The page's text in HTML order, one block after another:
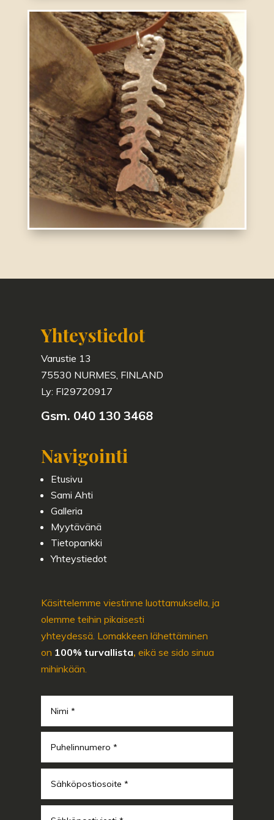
Yhteystiedot
Varustie 13
75530 NURMES, FINLAND
Ly: FI29720917
Gsm. 040 130 3468
Navigointi
Etusivu
Sami Ahti
Galleria
Myytävänä
Tietopankki
Yhteystiedot
Käsittelemme viestinne luottamuksella, ja
olemme teihin pikaisesti
yhteydessä. Lomakkeen lähettäminen
on 100% turvallista, eikä se sido sinua
mihinkään.